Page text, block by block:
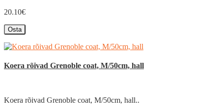
20.10€
Osta
Koera rõivad Grenoble coat, M/50cm, hall
Koera rõivad Grenoble coat, M/50cm, hall..